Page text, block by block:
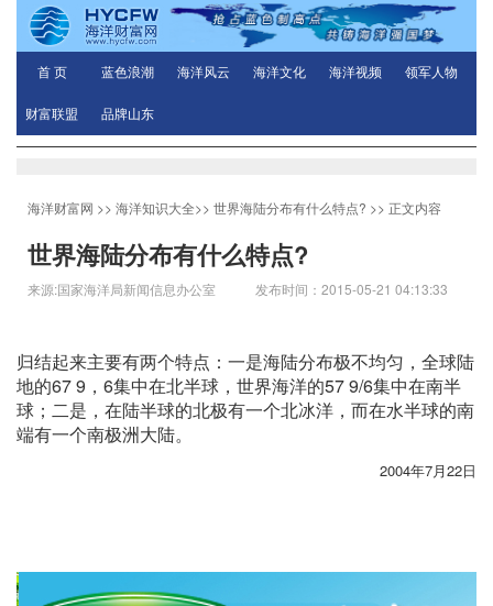
首 页 蓝色浪潮 海洋风云 海洋文化 海洋视频 领军人物
财富联盟 品牌山东
海洋财富网 >> 海洋知识大全>> 世界海陆分布有什么特点? >> 正文内容
世界海陆分布有什么特点?
来源:国家海洋局新闻信息办公室 发布时间：2015-05-21 04:13:33
归结起来主要有两个特点：一是海陆分布极不均匀，全球陆
地的67 9，6集中在北半球，世界海洋的57 9/6集中在南半
球；二是，在陆半球的北极有一个北冰洋，而在水半球的南
端有一个南极洲大陆。
2004年7月22日